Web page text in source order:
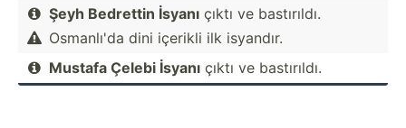
 Şeyh Bedrettin İsyanıçıktı ve bastır­ıldı.
 Osmanlı'da dini içerikli ilk isyandır.
 Mustafa Çelebi İsyanıçıktı ve bastır­ıldı.